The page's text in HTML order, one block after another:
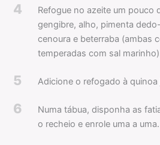
4
Refogue no azeite um pouco
gengibre, alho, pimenta
cenoura e beterraba (ambas
temperadas com sal
5 Adicione o refogado à quinoa
6
Numa tábua, disponha as
o recheio e enrole uma a uma.